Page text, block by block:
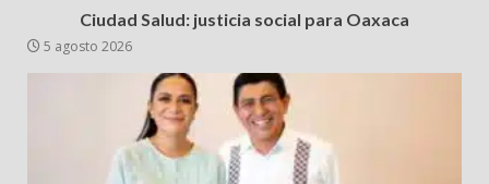
Ciudad Salud: justicia social para Oaxaca
5 agosto 2026